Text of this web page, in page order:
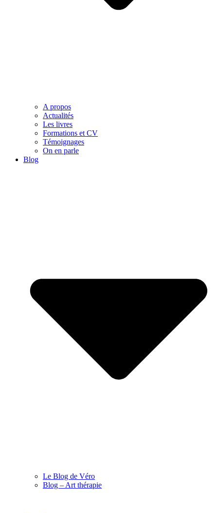
A propos
Actualités
Les livres
Formations et CV
Témoignages
On en parle
Blog
Le Blog de Véro
Blog – Art thérapie